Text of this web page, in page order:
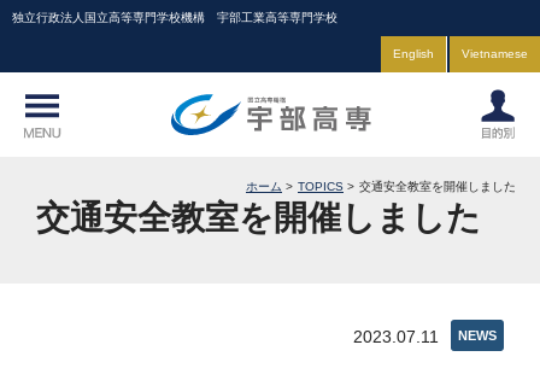
独立行政法人国立高等専門学校機構 宇部工業高等専門学校
English Vietnamese
ホーム TOPICS 交通安全教室を開催しました
交通安全教室を開催しました
NEWS
2023.07.11